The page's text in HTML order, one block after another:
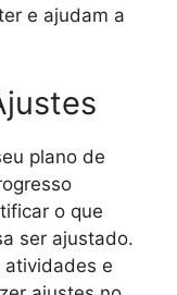
e ajudam a
plano de
o que
ser ajustado.
atividades e